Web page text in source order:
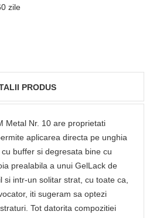
zile
PRODUS
Metal Nr. 10 are proprietati
aplicarea directa pe unghia
buffer si degresata bine cu
prealabila a unui GelLack de
si intr-un solitar strat, cu toate ca,
iti sugeram sa optezi
Tot datorita compozitiei